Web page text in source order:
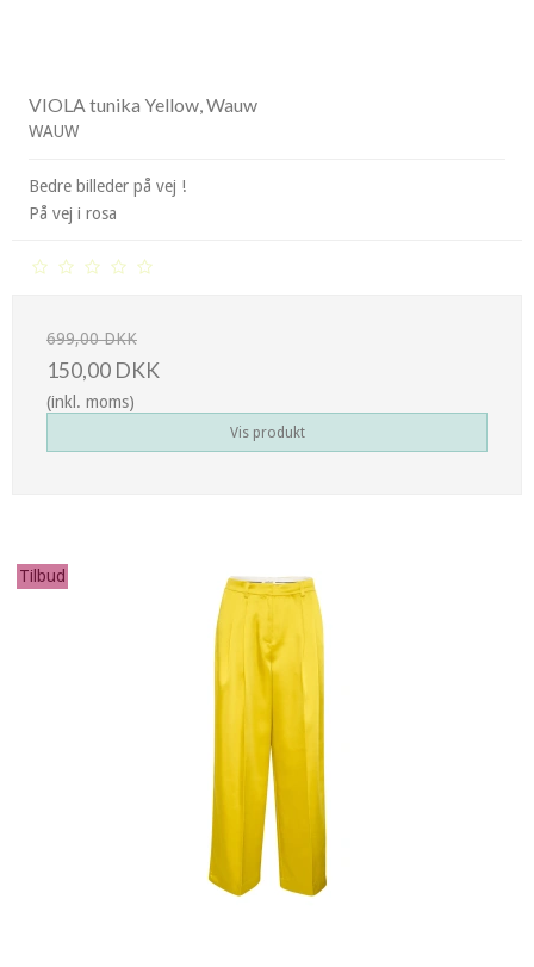
VIOLA tunika Yellow, Wauw
WAUW
Bedre billeder på vej !
På vej i rosa
699,00 DKK
150,00 DKK
(inkl. moms)
Vis produkt
Tilbud